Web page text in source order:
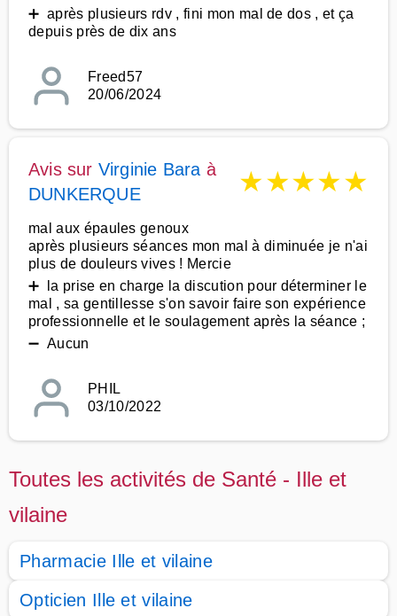
➕ après plusieurs rdv , fini mon mal de dos , et ça
depuis près de dix ans
Freed57
20/06/2024
Avis sur Virginie Bara à
DUNKERQUE
★★★★★
mal aux épaules genoux
après plusieurs séances mon mal à diminuée je n'ai
plus de douleurs vives ! Mercie
➕ la prise en charge la discution pour déterminer le
mal , sa gentillesse s'on savoir faire son expérience
professionnelle et le soulagement après la séance ;
➖ Aucun
PHIL
03/10/2022
Toutes les activités de Santé - Ille et
vilaine
Pharmacie Ille et vilaine
Opticien Ille et vilaine